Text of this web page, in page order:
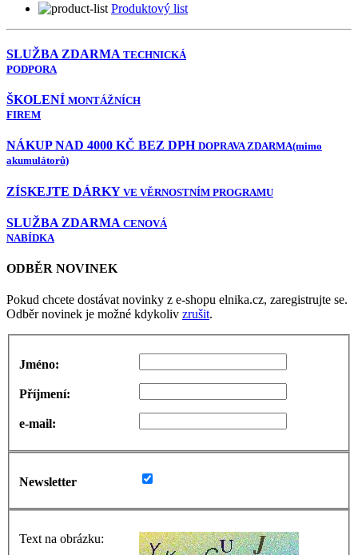
Produktový list
SLUŽBA ZDARMA TECHNICKÁ
PODPORA
ŠKOLENÍ MONTÁŽNÍCH
FIREM
NÁKUP NAD 4000 KČ BEZ DPH DOPRAVA ZDARMA(mimo
akumulátorů)
ZÍSKEJTE DÁRKY VE VĚRNOSTNÍM PROGRAMU
SLUŽBA ZDARMA CENOVÁ
NABÍDKA
ODBĚR NOVINEK
Pokud chcete dostávat novinky z e-shopu elnika.cz, zaregistrujte se.
Odběr novinek je možné kdykoliv zrušit.
Jméno:
Příjmení:
e-mail:
Newsletter
Text na obrázku: